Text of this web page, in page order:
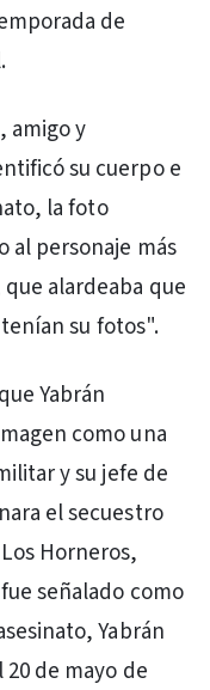
de
amigo y
su cuerpo e
la foto
al personaje más
alardeaba que
su fotos".
Yabrán
como una
y su jefe de
el secuestro
Horneros,
señalado como
Yabrán
de mayo de